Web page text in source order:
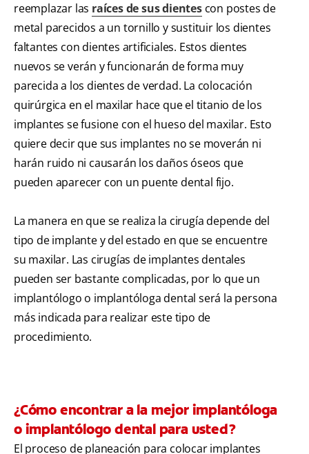
reemplazar las raíces de sus dientescon postes de
metal parecidos a un tornillo y sustituir los dientes
faltantes con dientes artificiales. Estos dientes
nuevos se verán y funcionarán de forma muy
parecida a los dientes de verdad. La colocación
quirúrgica en el maxilar hace que el titanio de los
implantes se fusione con el hueso del maxilar. Esto
quiere decir que sus implantes no se moverán ni
harán ruido ni causarán los daños óseos que
pueden aparecer con un puente dental fijo.
La manera en que se realiza la cirugía depende del
tipo de implante y del estado en que se encuentre
su maxilar. Las cirugías de implantes dentales
pueden ser bastante complicadas, por lo que un
implantólogo o implantóloga dental será la persona
más indicada para realizar este tipo de
procedimiento.
¿Cómo encontrar a la mejor implantóloga
o implantólogo dental para usted?
El proceso de planeación para colocar implantes